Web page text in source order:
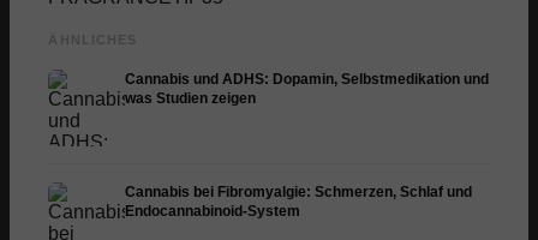
ÄHNLICHES
Cannabis und ADHS: Dopamin, Selbstmedikation und
was Studien zeigen
Cannabis bei Fibromyalgie: Schmerzen, Schlaf und
Endocannabinoid-System